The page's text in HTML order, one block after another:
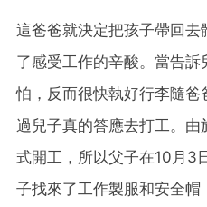
這爸爸就決定把孩子帶回
了感受工作的辛酸。當告
怕，反而很快執好行李隨
過兒子真的答應去打工。
式開工，所以父子在10月3
子找來了工作製服和安全